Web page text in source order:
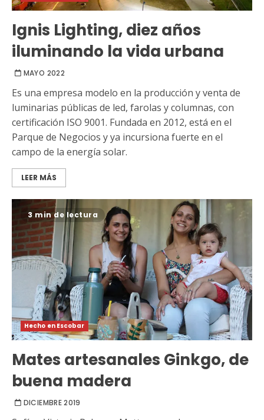
Ignis Lighting, diez años
iluminando la vida urbana
MAYO 2022
Es una empresa modelo en la producción y venta de
luminarias públicas de led, farolas y columnas, con
certificación ISO 9001. Fundada en 2012, está en el
Parque de Negocios y ya incursiona fuerte en el
campo de la energía solar.
LEER MÁS
3 min de lectura
Hecho en Escobar
Mates artesanales Ginkgo, de
buena madera
DICIEMBRE 2019